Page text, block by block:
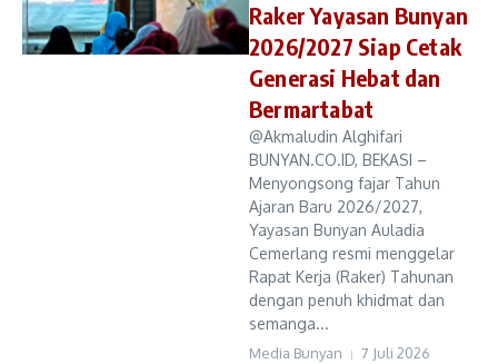
Raker Yayasan Bunyan
2026/2027 Siap Cetak
Generasi Hebat dan
Bermartabat
@Akmaludin Alghifari
BUNYAN.CO.ID, BEKASI –
Menyongsong fajar Tahun
Ajaran Baru 2026/2027,
Yayasan Bunyan Auladia
Cemerlang resmi menggelar
Rapat Kerja (Raker) Tahunan
dengan penuh khidmat dan
semanga...
Media Bunyan 7 Juli 2026